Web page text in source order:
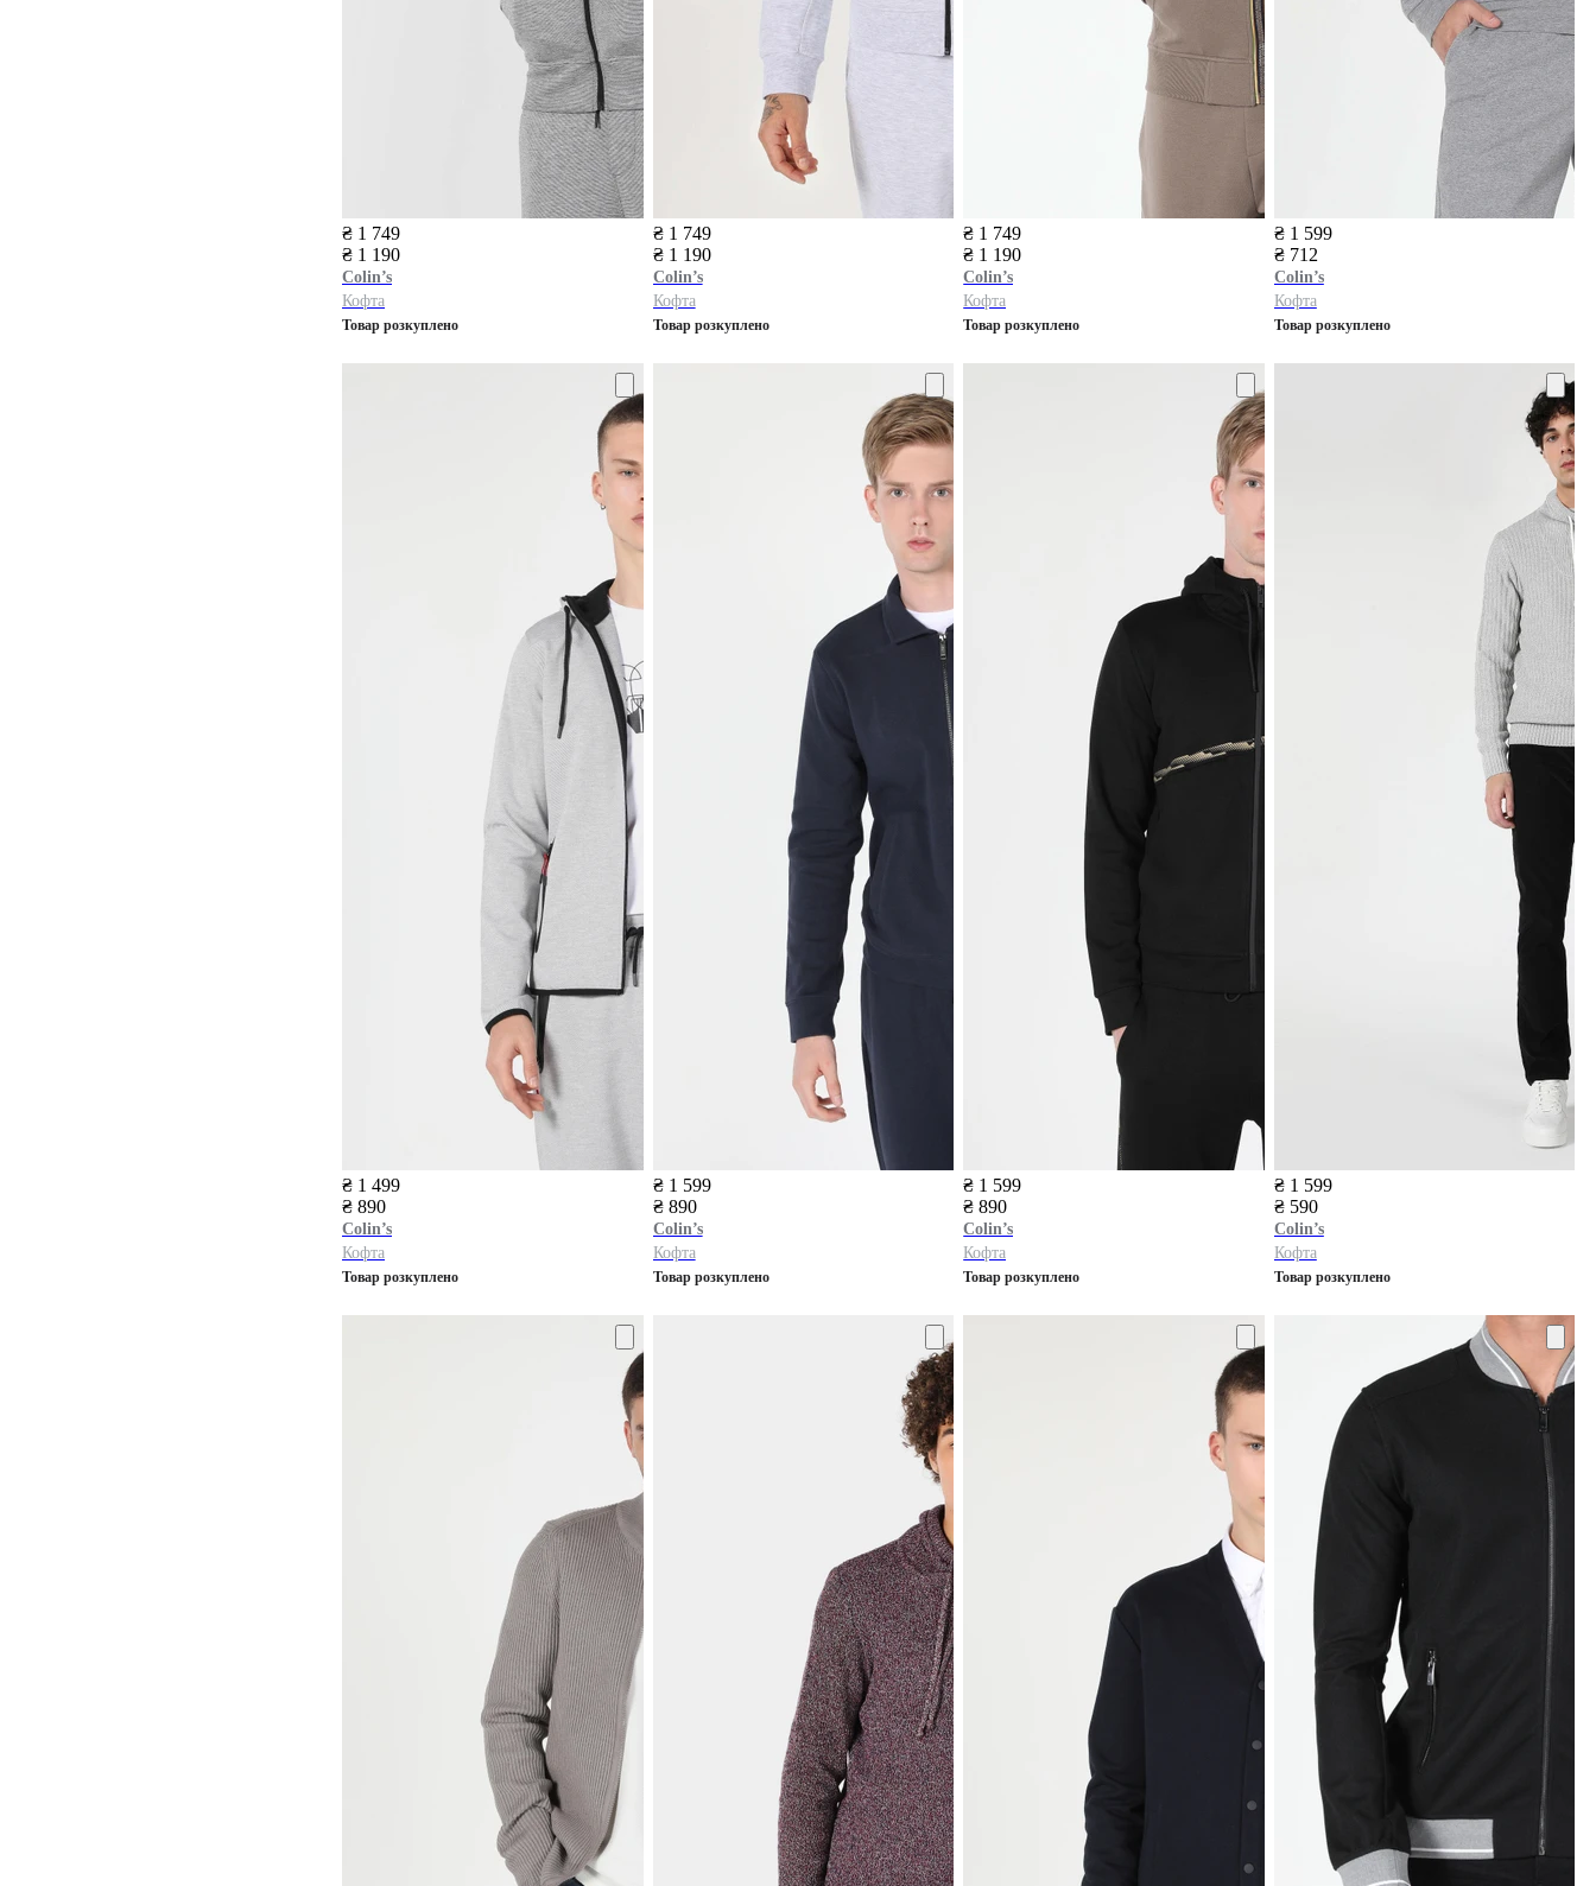
₴ 1 749
₴ 1 190
Colin’s
Кофта
Товар розкуплено
₴ 1 749
₴ 1 190
Colin’s
Кофта
Товар розкуплено
₴ 1 749
₴ 1 190
Colin’s
Кофта
Товар розкуплено
₴ 1 599
₴ 712
Colin’s
Кофта
Товар розкуплено
₴ 1 499
₴ 890
Colin’s
Кофта
Товар розкуплено
₴ 1 599
₴ 890
Colin’s
Кофта
Товар розкуплено
₴ 1 599
₴ 890
Colin’s
Кофта
Товар розкуплено
₴ 1 599
₴ 590
Colin’s
Кофта
Товар розкуплено